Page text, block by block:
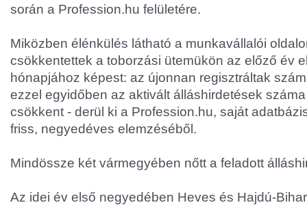
során a Profession.hu felületére.
Miközben élénkülés látható a munkavállalói
csökkentettek a toborzási ütemükön az előző év
hónapjához képest: az újonnan regisztráltak
ezzel egyidőben az aktivált álláshirdetések
csökkent - derül ki a Profession.hu, saját
friss, negyedéves elemzéséből.
Mindössze két vármegyében nőtt a feladott
Az idei év első negyedében Heves és Hajdú-